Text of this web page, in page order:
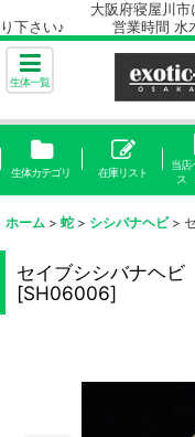
大阪府寝屋川市に店舗
り下さい♪ 営業時間 水木
生体一覧
生体カテゴリ 在庫リスト
当店
ス
ホーム > 蛇 > シシバナヘビ >
セイブシシバナヘ
[SH06006]